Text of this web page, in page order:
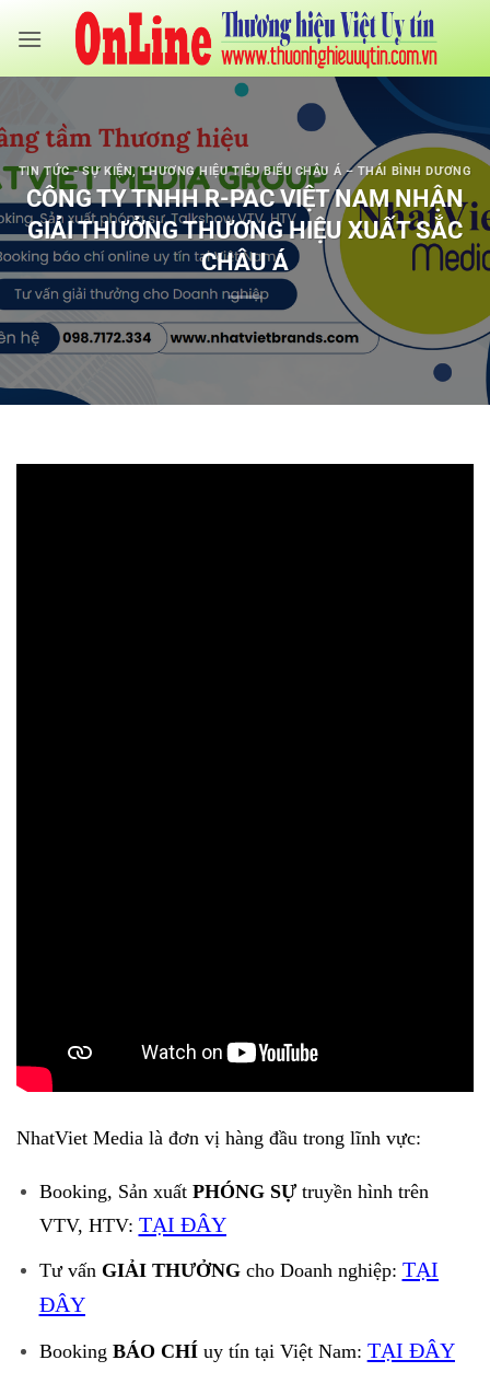
qua
TIN TỨC - SỰ KIỆN,THƯƠNG HIỆU TIÊU BIỂU CHÂU Á – THÁI BÌNH DƯƠNG
CÔNG TY TNHH R-PAC VIỆT NAM NHẬN
GIẢI THƯỞNG THƯƠNG HIỆU XUẤT SẮC
CHÂU Á
NhatViet Media là đơn vị hàng đầu trong lĩnh vực:
Booking, Sản xuất PHÓNG SỰtruyền hình trên
VTV, HTV: TẠI ĐÂY
Tư vấn GIẢI THƯỞNGcho Doanh nghiệp: TẠI
ĐÂY
Booking BÁO CHÍuy tín tại Việt Nam: TẠI ĐÂY